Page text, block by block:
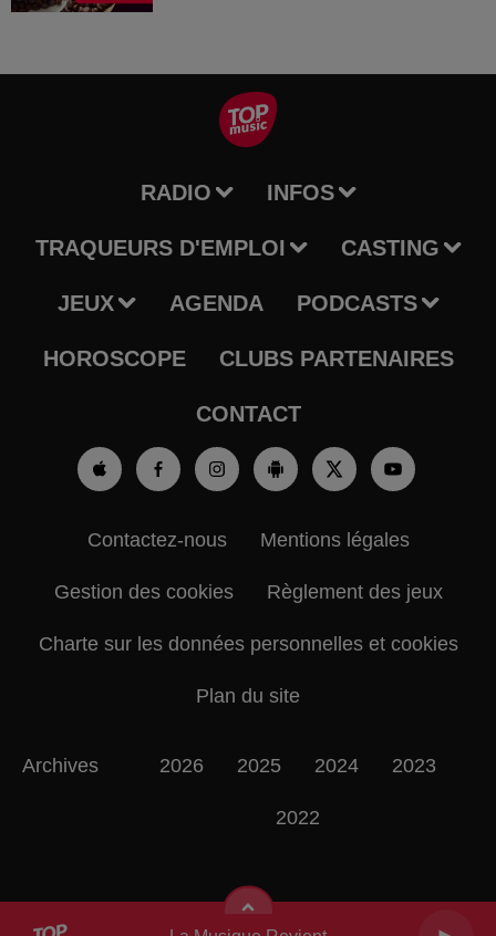
RADIO INFOS
TRAQUEURS D'EMPLOI CASTING
JEUX AGENDA PODCASTS
HOROSCOPE CLUBS PARTENAIRES
CONTACT
Contactez-nous Mentions légales
Gestion des cookies Règlement des jeux
Charte sur les données personnelles et cookies
Plan du site
Archives 2026 2025 2024 2023
2022